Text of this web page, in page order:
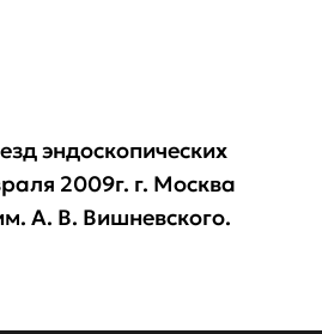
эндоскопических
2009г. г. Москва
А. В. Вишневского.